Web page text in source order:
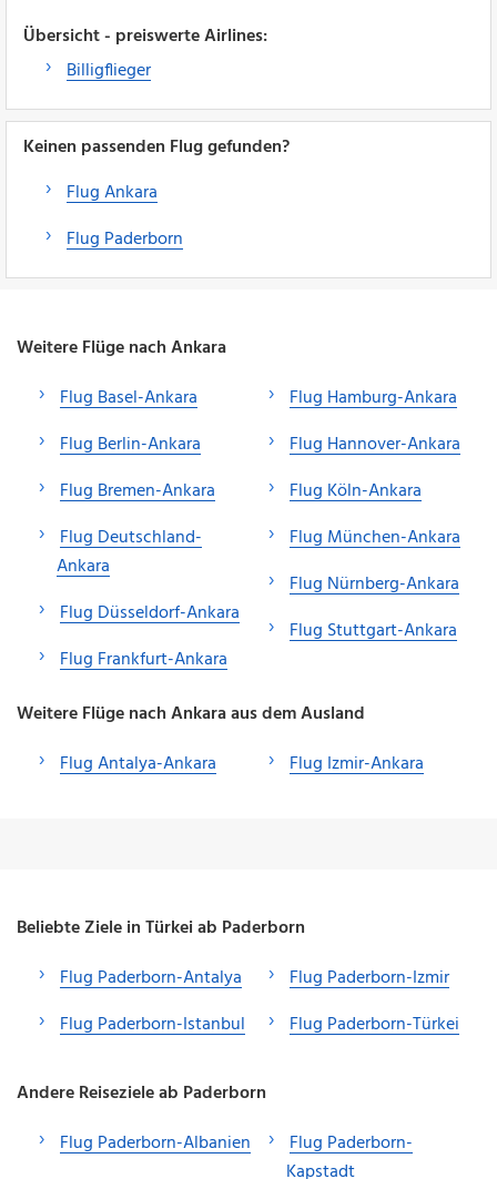
Übersicht - preiswerte Airlines:
Billigflieger
Keinen passenden Flug gefunden?
Flug Ankara
Flug Paderborn
Weitere Flüge nach Ankara
Flug Basel-Ankara
Flug Berlin-Ankara
Flug Bremen-Ankara
Flug Deutschland-
Ankara
Flug Düsseldorf-Ankara
Flug Frankfurt-Ankara
Flug Hamburg-Ankara
Flug Hannover-Ankara
Flug Köln-Ankara
Flug München-Ankara
Flug Nürnberg-Ankara
Flug Stuttgart-Ankara
Weitere Flüge nach Ankara aus dem Ausland
Flug Antalya-Ankara
Flug Izmir-Ankara
Beliebte Ziele in Türkei ab Paderborn
Flug Paderborn-Antalya
Flug Paderborn-Istanbul
Flug Paderborn-Izmir
Flug Paderborn-Türkei
Andere Reiseziele ab Paderborn
Flug Paderborn-Albanien
Flug Paderborn-
Kapstadt